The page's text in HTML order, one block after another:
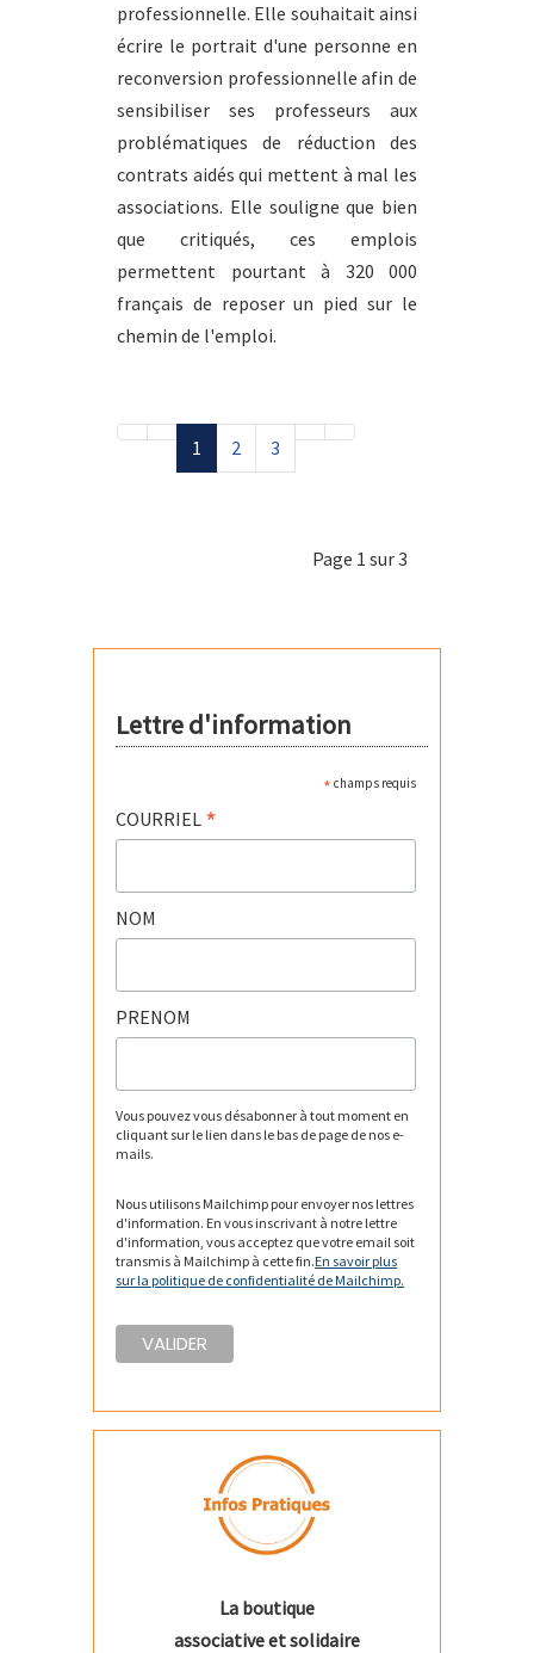
professionnelle. Elle souhaitait ainsi
écrire le portrait d'une personne en
reconversion professionnelle afin de
sensibiliser ses professeurs aux
problématiques de réduction des
contrats aidés qui mettent à mal les
associations. Elle souligne que bien
que critiqués, ces emplois
permettent pourtant à 320 000
français de reposer un pied sur le
chemin de l'emploi.
Page 1 sur 3
1 2 3
Lettre d'information
* champs requis
COURRIEL *
NOM
PRENOM
Vous pouvez vous désabonner à tout moment en
cliquant sur le lien dans le bas de page de nos e-
mails.
Nous utilisons Mailchimp pour envoyer nos lettres
d'information. En vous inscrivant à notre lettre
d'information, vous acceptez que votre email soit
transmis à Mailchimp à cette fin.En savoir plus
sur la politique de confidentialité de Mailchimp.
La boutique
associative et solidaire